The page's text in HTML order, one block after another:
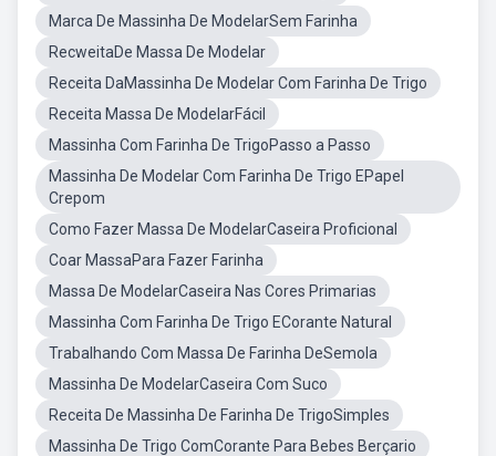
Marca De Massinha De ModelarSem Farinha
RecweitaDe Massa De Modelar
Receita DaMassinha De Modelar Com Farinha De Trigo
Receita Massa De ModelarFácil
Massinha Com Farinha De TrigoPasso a Passo
Massinha De Modelar Com Farinha De Trigo EPapel
Crepom
Como Fazer Massa De ModelarCaseira Proficional
Coar MassaPara Fazer Farinha
Massa De ModelarCaseira Nas Cores Primarias
Massinha Com Farinha De Trigo ECorante Natural
Trabalhando Com Massa De Farinha DeSemola
Massinha De ModelarCaseira Com Suco
Receita De Massinha De Farinha De TrigoSimples
Massinha De Trigo ComCorante Para Bebes Berçario